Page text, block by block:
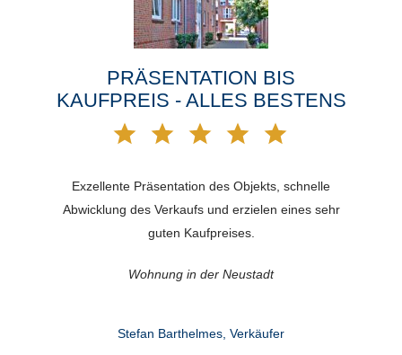
PRÄSENTATION BIS
KAUFPREIS - ALLES BESTENS
Exzellente Präsentation des Objekts, schnelle
Abwicklung des Verkaufs und erzielen eines sehr
guten Kaufpreises.
Wohnung in der Neustadt
Stefan Barthelmes, Verkäufer